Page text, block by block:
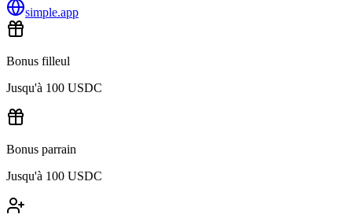
simple.app
Bonus filleul
Jusqu'à 100 USDC
Bonus parrain
Jusqu'à 100 USDC